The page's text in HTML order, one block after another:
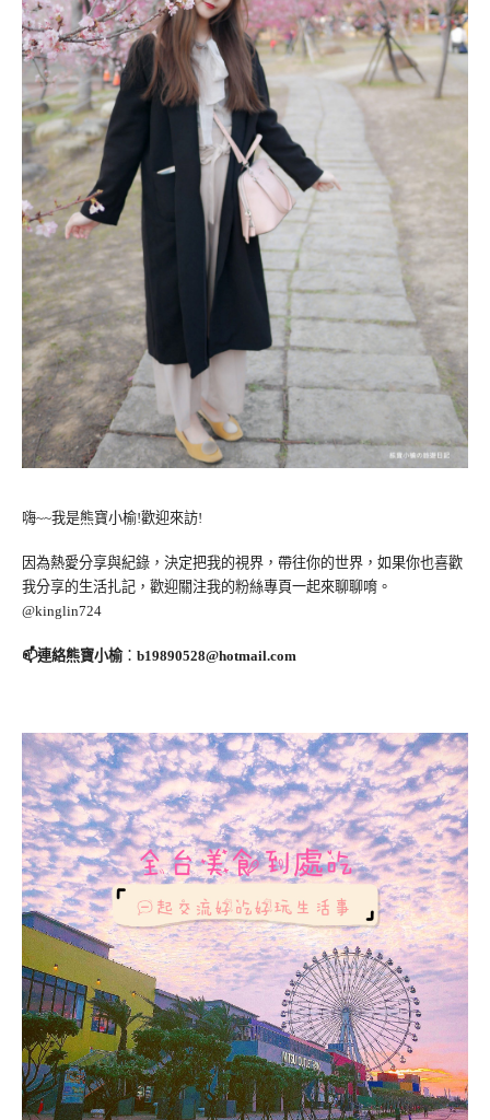
嗨~~我是熊寶小榆!歡迎來訪!
因為熱愛分享與紀錄，決定把我的視界，帶往你的世界，如果你也喜歡
我分享的生活扎記，歡迎關注我的粉絲專頁一起來聊聊唷。
@kinglin724
📫連絡熊寶小榆： b19890528@hotmail.com